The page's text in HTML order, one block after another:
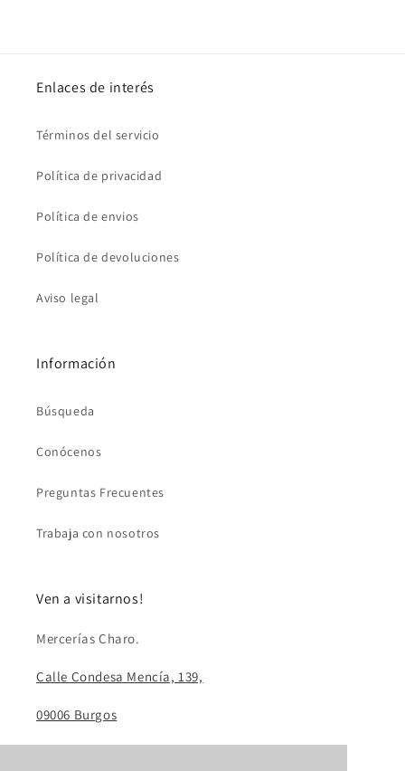
Enlaces de interés
Términos del servicio
Política de privacidad
Política de envios
Política de devoluciones
Aviso legal
Información
Búsqueda
Conócenos
Preguntas Frecuentes
Trabaja con nosotros
Ven a visitarnos!
Mercerías Charo.
Calle Condesa Mencía, 139,
09006 Burgos